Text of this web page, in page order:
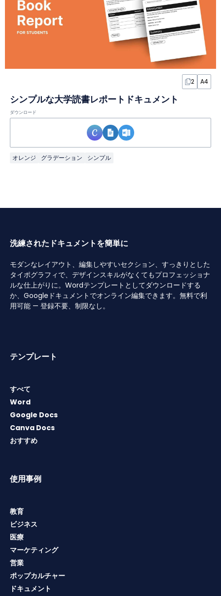
2 A4
シンプルな大学読書レポートドキュメント
ダウンロード
オレンジ グラデーション シンプル
洗練されたドキュメントを簡単に
モダンなレイアウト、編集しやすいセクション、すっきりとした
タイポグラフィで、デザインスキルがなくてもプロフェッショナ
ルな仕上がりに。Wordテンプレートとしてダウンロードする
か、Googleドキュメントでオンライン編集できます。無料で利
用可能 — 登録不要、制限なし。
テンプレート
すべて
Word
Google Docs
Canva Docs
おすすめ
使用事例
教育
ビジネス
医療
マーケティング
営業
ポップカルチャー
ドキュメント